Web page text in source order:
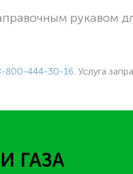
рукавом
800-444-30-16 . Услуга
ГАЗА